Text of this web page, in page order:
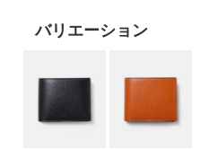
バリエーション